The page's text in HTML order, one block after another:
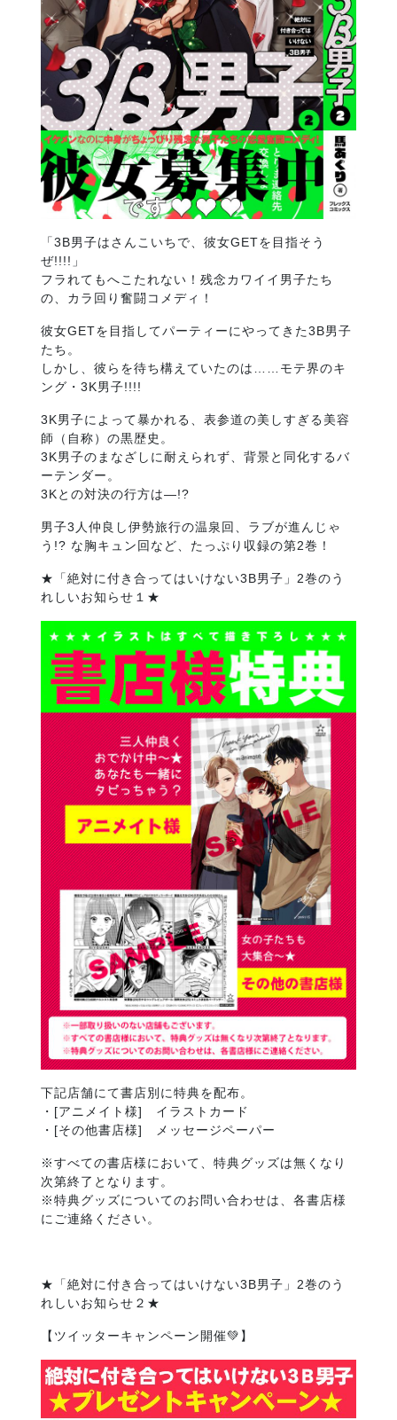
「3B男子はさんこいちで、彼女GETを目指そう
ぜ!!!!」
フラれてもへこたれない！残念カワイイ男子たち
の、カラ回り奮闘コメディ！
彼女GETを目指してパーティーにやってきた3B男子
たち。
しかし、彼らを待ち構えていたのは……モテ界のキ
ング・3K男子!!!!
3K男子によって暴かれる、表参道の美しすぎる美容
師（自称）の黒歴史。
3K男子のまなざしに耐えられず、背景と同化するバ
ーテンダー。
3Kとの対決の行方は―!?
男子3人仲良し伊勢旅行の温泉回、ラブが進んじゃ
う!? な胸キュン回など、たっぷり収録の第2巻！
★「絶対に付き合ってはいけない3B男子」2巻のう
れしいお知らせ１★
下記店舗にて書店別に特典を配布。
・[アニメイト様] イラストカード
・[その他書店様] メッセージペーパー
※すべての書店様において、特典グッズは無くなり
次第終了となります。
※特典グッズについてのお問い合わせは、各書店様
にご連絡ください。
★「絶対に付き合ってはいけない3B男子」2巻のう
れしいお知らせ２★
【ツイッターキャンペーン開催💚】